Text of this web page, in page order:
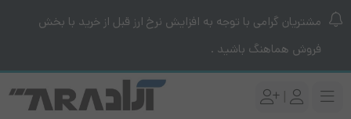
مشتریان گرامی با توجه به افزایش نرخ ارز قبل از خرید با بخش
فروش هماهنگ باشید .
|